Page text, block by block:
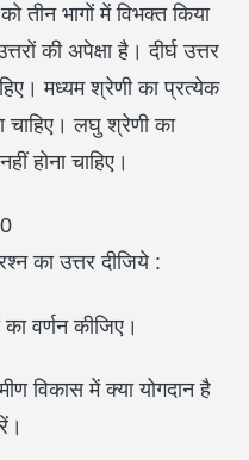
तीन भागों में विभक्त किया
की अपेक्षा है। दीर्घ उत्तर
मध्यम श्रेणी का प्रत्येक
चाहिए। लघु श्रेणी का
होना चाहिए।
का उत्तर दीजिये :
वर्णन कीजिए।
विकास में क्या योगदान है